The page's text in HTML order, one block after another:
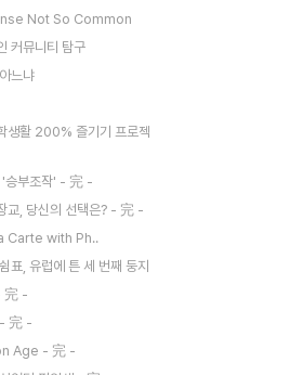
Not So Common
커뮤니티 탐구
느냐
생활 200% 즐기기 프로젝
'승부조작' - 完 -
교, 당신의 선택은? - 完 -
Carte with Ph..
표, 유럽에 튼 세 번째 둥지
完 -
- 完 -
Age - 完 -